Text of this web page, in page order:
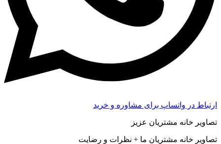
ارتباط در واتساپ برای مشاوره و خرید
تصاویر خانه مشتریان عزیز
تصاویر خانه مشتریان ما + نظرات و رضایت